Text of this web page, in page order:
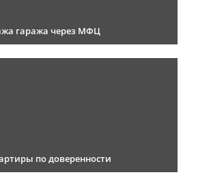
гаража через МФЦ
по доверенности